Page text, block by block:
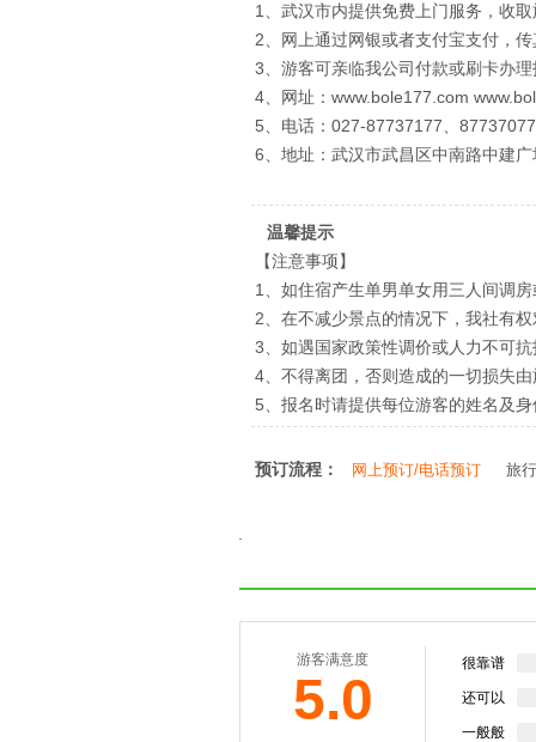
1、武汉市内提供免费上门服务，收
2、网上通过网银或者支付宝支付，
3、游客可亲临我公司付款或刷卡办
4、网址：www.bole177.com
5、电话：027-87737177、
6、地址：武汉市武昌区中南路中建
温馨提示
【注意事项】
1、如住宿产生单男单女用三人间调
2、在不减少景点的情况下，我社有
3、如遇国家政策性调价或人力不可
4、不得离团，否则造成的一切损失
5、报名时请提供每位游客的姓名及
预订流程： 网上预订/电话预订 旅
游客满意度
5.0
很靠谱
还可以
一般般